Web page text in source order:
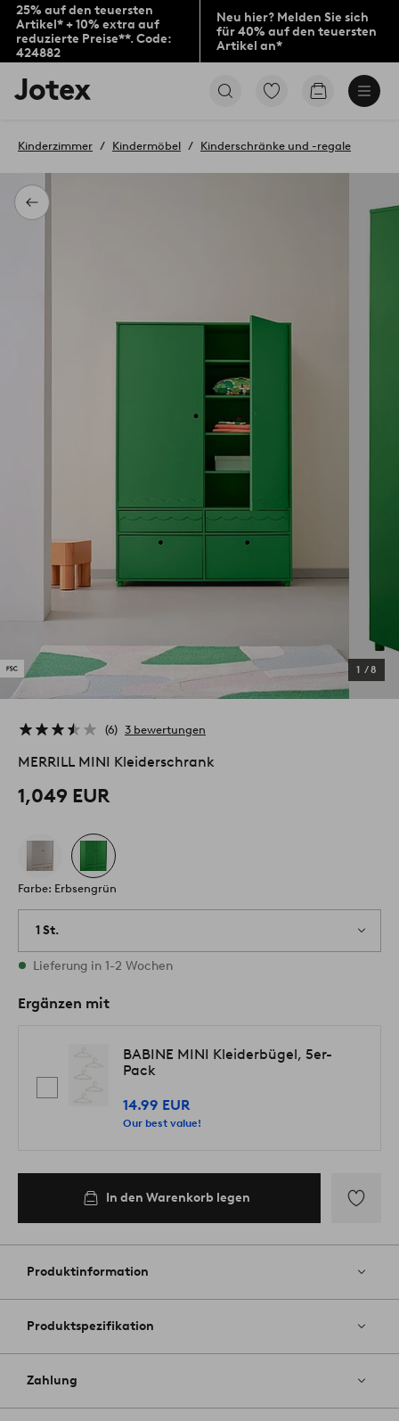
25% auf den teuersten
Artikel* + 10% extra auf
reduzierte Preise**. Code:
424882
Neu hier? Melden Sie sich
für 40% auf den teuersten
Artikel an*
Jotex-
Logo
Startseite
Zu
Favoriten
Produkten
Zum
Zurück
Kinderzimmer Kindermöbel Kinderschränke und -regale
1 /8
6 3 bewertungen
MERRILL MINI Kleiderschrank
1,049 EUR
Farbe: Erbsengrün
1 St.
Vorrätig
Lieferung in 1-2 Wochen
Ergänzen mit
BABINE MINI Kleiderbügel, 5er-
Pack
14.99 EUR
Our best value!
In den Warenkorb legen
Favoriten
Produktinformation
Produktspezifikation
Zahlung